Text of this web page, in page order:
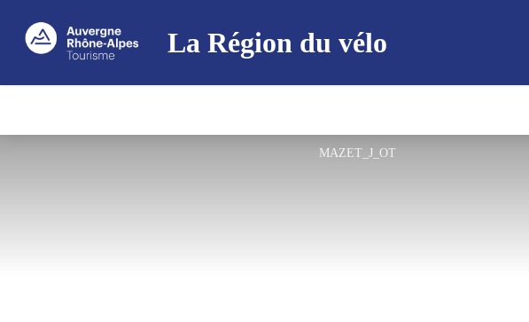
La Région du vélo
MAZET_J_OT